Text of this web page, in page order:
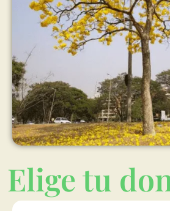
Elige tu